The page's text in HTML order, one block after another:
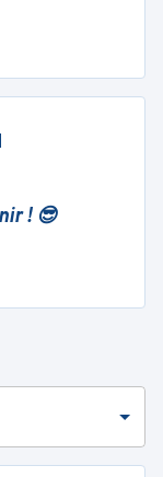
! 😎